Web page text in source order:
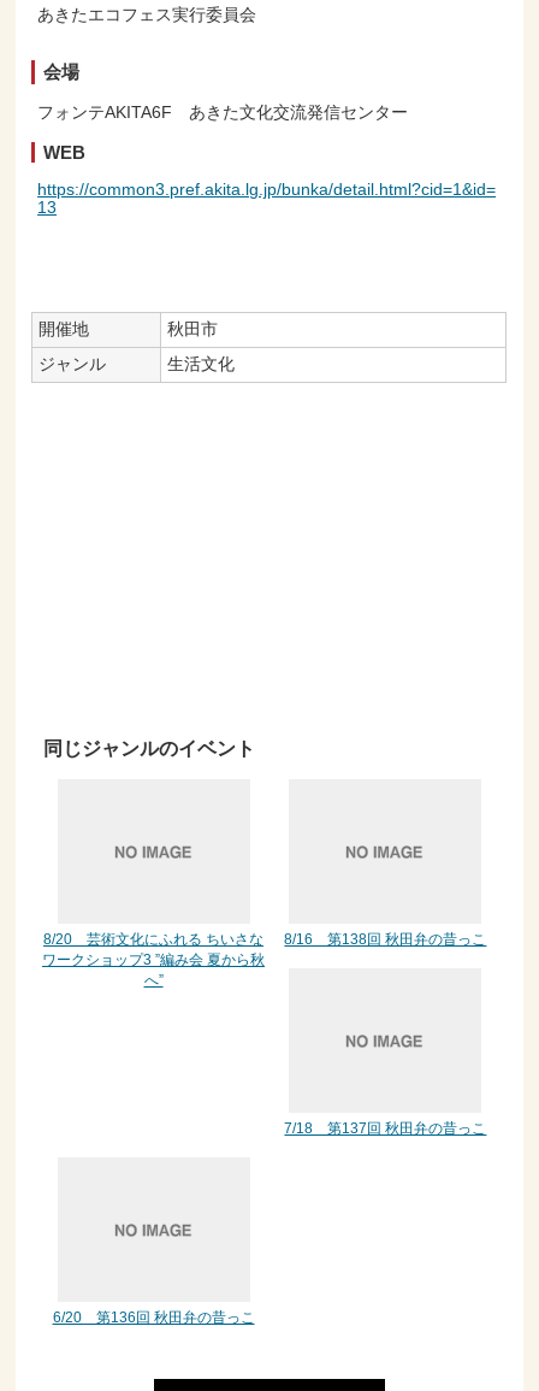
あきたエコフェス実行委員会
会場
フォンテAKITA6F あきた文化交流発信センター
WEB
https://common3.pref.akita.lg.jp/bunka/detail.html?cid=1&id=
13
開催地
秋田市
ジャンル
生活文化
同じジャンルのイベント
8/20 芸術文化にふれる ちいさな
ワークショップ3 ”編み会 夏から秋
へ”
8/16 第138回 秋田弁の昔っこ
7/18 第137回 秋田弁の昔っこ
6/20 第136回 秋田弁の昔っこ